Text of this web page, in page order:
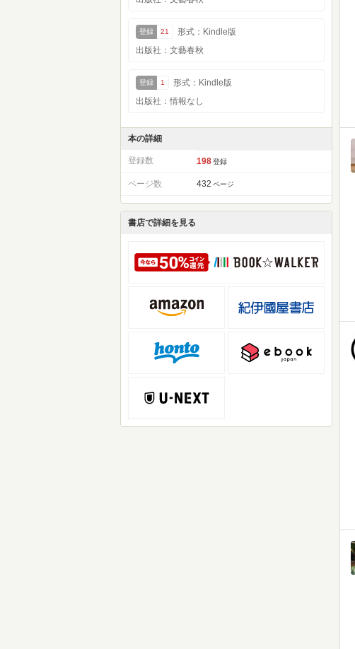
登録 21
形式：Kindle版
出版社：文藝春秋
登録 1
形式：Kindle版
出版社：情報なし
本の詳細
登録数 198 登録
ページ数 432 ページ
書店で詳細を見る